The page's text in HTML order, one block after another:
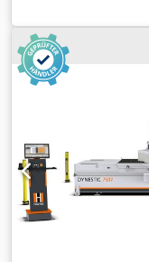
verfügbar - in
(X-Achse), Portal (Y-
Kompaktplatte und
Maschinenfüßen.
Tischöffnungen
geschmiert inkl.
Steuerungsset
Energieketten,